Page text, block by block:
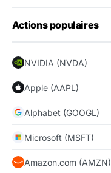
Actions populaires
NVIDIA (NVDA)
Apple (AAPL)
Alphabet (GOOGL)
Microsoft (MSFT)
Amazon.com (AMZN)